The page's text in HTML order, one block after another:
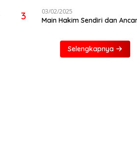
3 03/02/2025
Main Hakim Sendiri dan
Selengkapnya